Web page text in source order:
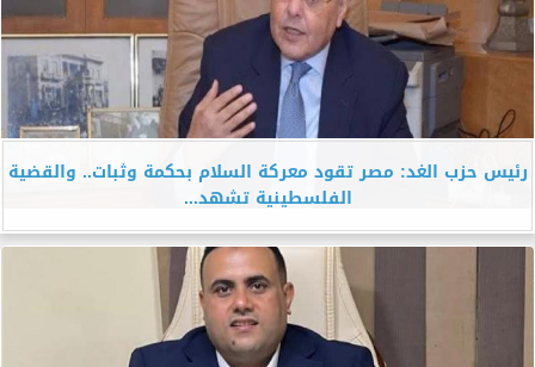
رئيس حزب الغد: مصر تقود معركة السلام بحكمة وثبات.. والقضية
الفلسطينية تشهد...